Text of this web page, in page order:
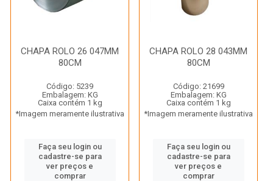
CHAPA ROLO 26 047MM
80CM
Código: 5239
Embalagem: KG
Caixa contém 1 kg
*Imagem meramente ilustrativa
Faça seu login ou
cadastre-se para
ver preços e
comprar
CHAPA ROLO 28 043MM
80CM
Código: 21699
Embalagem: KG
Caixa contém 1 kg
*Imagem meramente ilustrativa
Faça seu login ou
cadastre-se para
ver preços e
comprar